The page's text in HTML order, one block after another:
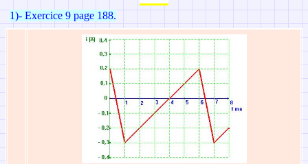
1)- Exercice 9 page 188.